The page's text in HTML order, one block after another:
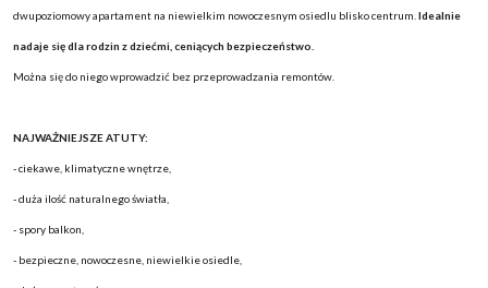
dwupoziomowy apartament na niewielkim nowoczesnym osiedlu blisko centrum. Idealnie
nadaje się dla rodzin z dziećmi, ceniących bezpieczeństwo.
Można się do niego wprowadzić bez przeprowadzania remontów.
NAJWAŻNIEJSZE ATUTY:
- ciekawe, klimatyczne wnętrze,
-duża ilość naturalnego światła,
- spory balkon,
- bezpieczne, nowoczesne, niewielkie osiedle,